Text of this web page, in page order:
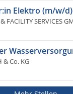
Elektro (m/w/
FACILITY SERVICES
& Co. KG